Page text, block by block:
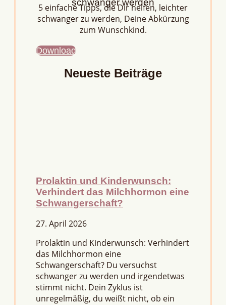
schwanger werden
5 einfache Tipps, die Dir helfen, leichter
schwanger zu werden, Deine Abkürzung
zum Wunschkind.
Download
Neueste Beiträge
Prolaktin und Kinderwunsch:
Verhindert das Milchhormon eine
Schwangerschaft?
27. April 2026
Prolaktin und Kinderwunsch: Verhindert
das Milchhormon eine
Schwangerschaft? Du versuchst
schwanger zu werden und irgendetwas
stimmt nicht. Dein Zyklus ist
unregelmäßig, du weißt nicht, ob ein